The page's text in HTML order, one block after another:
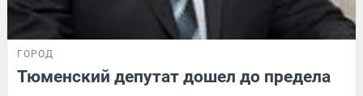
ГОРОД
Тюменский депутат дошел до предела